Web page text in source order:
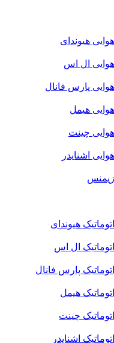
هیوندای
هوایی ال اس
پارس فانال
هیمل
چینت
اشنایدر
زیمنس
هیوندای
ال اس
پارس فانال
هیمل
چینت
اشنایدر